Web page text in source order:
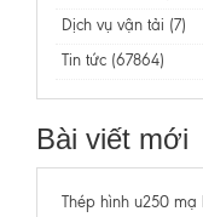
Dịch vụ vận tải (7)
Tin tức (67864)
Bài viết mới
Thép hình u250